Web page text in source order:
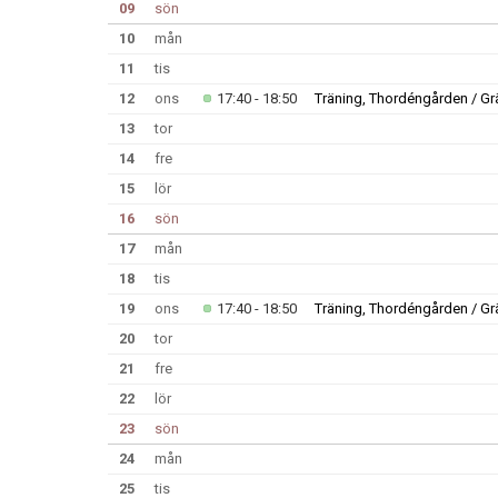
09
sön
10
mån
11
tis
12
ons 17:40 - 18:50
Träning, Thordéngården /
13
tor
14
fre
15
lör
16
sön
17
mån
18
tis
19
ons 17:40 - 18:50
Träning, Thordéngården /
20
tor
21
fre
22
lör
23
sön
24
mån
25
tis